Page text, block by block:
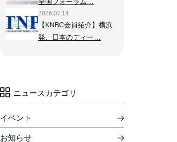
2026.07.14
【KNBC会員紹介】横浜
発、日本のディー…
ニュースカテゴリ
イベント
お知らせ